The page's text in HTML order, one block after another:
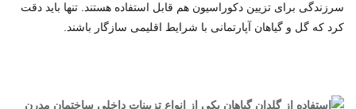
سرزندگی برای تزیین دکوراسیون هم قابل استفاده هستند. تنها باید دقت
کرد که گل و گیاهان آپارتمانی با شرایط اقلیمی سازگار باشند.